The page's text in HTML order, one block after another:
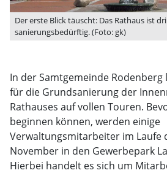
Der erste Blick täuscht: Das Rathaus ist
sanierungsbedürftig. (Foto: gk)
In der Samtgemeinde Rodenberg
für die Grundsanierung der
Rathauses auf vollen Touren.
beginnen können, werden einige
Verwaltungsmitarbeiter im Laufe
November in den Gewerbepark
Hierbei handelt es sich um